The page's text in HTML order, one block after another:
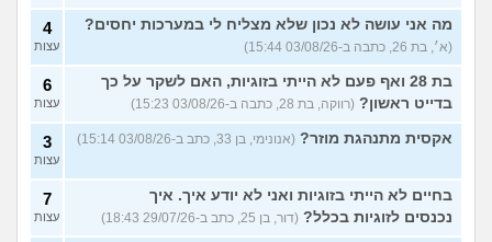
מה אני עושה לא נכון שלא מצליח לי במערכות יחסים?
(א׳, בת 26, כתבה ב-03/08/26 15:44)
4
עצות
בת 28 ואף פעם לא הייתי בזוגיות, האם לשקר על כך
בדייט ראשון? (רווקה, בת 28, כתבה ב-03/08/26 15:23)
6
עצות
אקסית מתנהגת מוזר? (אנונימי, בן 33, כתב ב-03/08/26 15:14) 3
עצות
בחיים לא הייתי בזוגיות ואני לא יודע איך. איך
נכנסים לזוגיות בכלל? (דור, בן 25, כתב ב-29/07/26 18:43)
7
עצות